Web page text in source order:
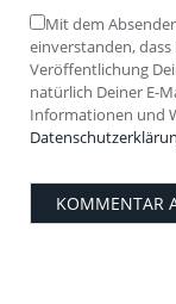
Mit dem
einverstanden,
Veröffentlichung
natürlich Deiner E-
Informationen und